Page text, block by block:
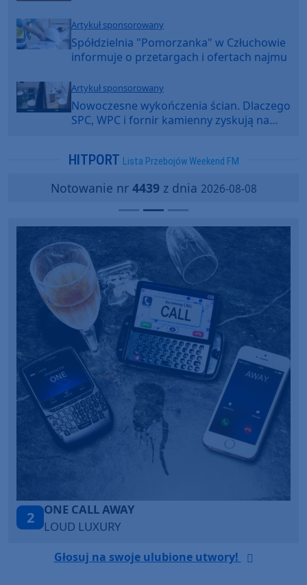
Artykuł sponsorowany
Spółdzielnia "Pomorzanka" w Człuchowie
informuje o przetargach i ofertach najmu
Artykuł sponsorowany
Nowoczesne wykończenia ścian. Dlaczego
SPC, WPC i fornir kamienny zyskują na
HITPORT Lista Przebojów Weekend FM
Notowanie nr 4439z dnia 2026-08-08
3
Talk To You
ANOTR ft. 54 Ultra
Głosuj na swoje ulubione utwory!